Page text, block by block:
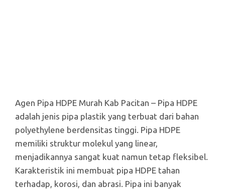
Agen Pipa HDPE Murah Kab Pacitan – Pipa HDPE
adalah jenis pipa plastik yang terbuat dari bahan
polyethylene berdensitas tinggi. Pipa HDPE
memiliki struktur molekul yang linear,
menjadikannya sangat kuat namun tetap fleksibel.
Karakteristik ini membuat pipa HDPE tahan
terhadap, korosi, dan abrasi. Pipa ini banyak